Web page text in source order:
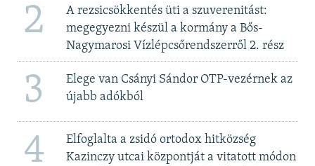
2
A rezsicsökkentés üti a szuverenitást:
megegyezni készül a kormány a Bős-
Nagymarosi Vízlépcsőrendszerről 2. rész
3
Elege van Csányi Sándor OTP-vezérnek az
újabb adókból
4
Elfoglalta a zsidó ortodox hitközség
Kazinczy utcai központját a vitatott módon